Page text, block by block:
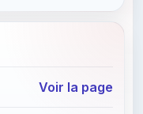
Voir la page